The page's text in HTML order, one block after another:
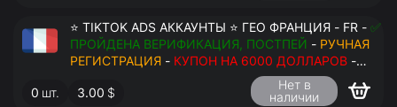
⭐ TIKTOK ADS АККАУНТЫ ⭐ ГЕО ФРАНЦИЯ - FR - ✅
ПРОЙДЕНА ВЕРИФИКАЦИЯ, ПОСТПЕЙ - РУЧНАЯ
РЕГИСТРАЦИЯ - КУПОН НА 6000 ДОЛЛАРОВ -
ДОСТУП К ПОЧТЕ - КУКИ - ВАТ ЗАПОЛНЕН -
ПЕРЕДАЧА В АНТИДЕТЕКТ
0 шт. 3.00 $
Нет в
наличии